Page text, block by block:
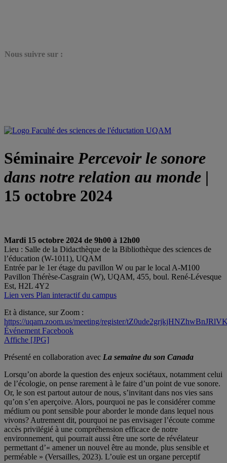
Nous suivre sur :
Séminaire Percevoir le sonore
dans notre relation au monde |
15 octobre 2024
Mardi 15 octobre 2024 de 9h00 à 12h00
Lieu : Salle de la Didacthèque de la Bibliothèque des sciences de
l’éducation (W-1011), UQAM
Entrée par le 1er étage du pavillon W ou par le local A-M100
Pavillon Thérèse-Casgrain (W), UQAM, 455, boul. René-Lévesque
Est, H2L 4Y2
Lien vers Plan interactif du campus
Et à distance, sur Zoom :
https://uqam.zoom.us/meeting/register/
Événement Facebook
Affiche [JPG]
Présenté en collaboration avec La semaine du son Canada
Lorsqu’on aborde la question des enjeux sociétaux, notamment celui
de l’écologie, on pense rarement à le faire d’un point de vue sonore.
Or, le son est partout autour de nous, s’invitant dans nos vies sans
qu’on s’en aperçoive. Alors, pourquoi ne pas le considérer comme
médium ou pont sensible pour aborder le monde dans lequel nous
vivons? Autrement dit, pourquoi ne pas envisager l’écoute comme
accès privilégié à une compréhension efficace de notre
environnement, qui pourrait aussi être une sorte de révélateur
permettant d’« amener un nouvel être au monde, plus sensible et
perméable » (Versailles, 2023). L’ouïe est un organe perceptif